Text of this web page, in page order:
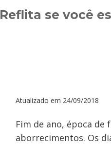
Reflita se você
Atualizado em 24/09/2018
Fim de ano, época
aborrecimentos. Os